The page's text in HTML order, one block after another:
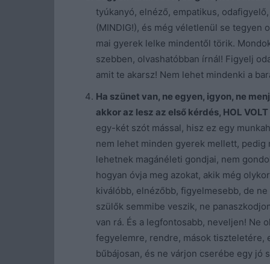
tyúkanyó, elnéző, empatikus,
(MINDIG!), és még véletlenül se tegyen
mai gyerek lelke mindentől törik.
szebben, olvashatóbban írnál! Figyelj
amit te akarsz! Nem lehet mindenki a
Ha szünet van, ne egyen, igyon, ne
akkor az lesz az első kérdés, HOL VOLT
egy-két szót mással, hisz ez egy
nem lehet minden gyerek mellett, pedig
lehetnek magánéleti gondjai, nem
hogyan óvja meg azokat, akik még
kiválóbb, elnézőbb, figyelmesebb, de
szülők semmibe veszik, ne
van rá. És a legfontosabb, neveljen! Ne
fegyelemre, rendre, mások tiszteletére,
bűbájosan, és ne várjon cserébe egy jó